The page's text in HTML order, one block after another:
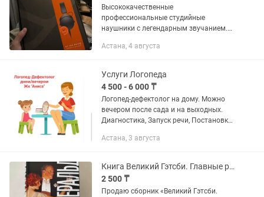
Высококачественные
профессиональные студийные
наушники с легендарным звучанием.
Коробка осталась в канаде, не
отыгрывает безупречно -...
Астана, 4 августа
Услуги Логопеда
4 500 - 6 000 ₸
Логопед-дефектолог на дому. Можно
вечером после сада и на выходных.
Диагностика, Запуск речи, Постановка
ЗПРР, РАС, УО, Алалия Жк "Аниса" раен
Астана, 3 августа
Книга Великий Гэтсби. Главные романы эпохи Джаза. Фрэнсис Скотт Фицджеральд
2 500 ₸
Продаю сборник «Великий Гэтсби.